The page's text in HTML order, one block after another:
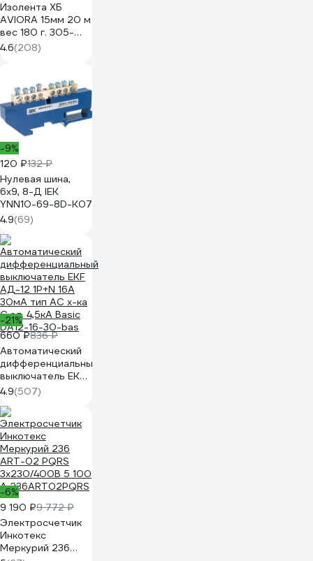
Изолента ХБ
AVIORA 15мм 20 м
вес 180 г. 305-
065
4.6(208)
-9%
120 ₽132 ₽
Нулевая шина,
6х9, 8-Д IEK
YNN10-69-8D-K07
4.9(69)
-21%
660 ₽836 ₽
Автоматический
дифференциальный
выключатель EKF
АД-12 1P+N 16А
30мА тип АС х-ка
C эл. 4,5кА Basic
DA12-16-30-bas
4.9(507)
-6%
9 190 ₽9 772 ₽
Электросчетчик
Инкотекс
Меркурий 236